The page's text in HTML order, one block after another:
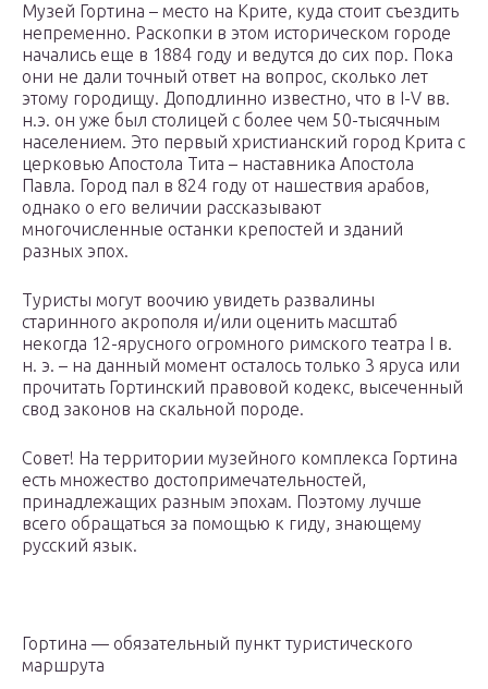
Музей Гортина – место на Крите, куда стоит съездить
непременно. Раскопки в этом историческом городе
начались еще в 1884 году и ведутся до сих пор. Пока
они не дали точный ответ на вопрос, сколько лет
этому городищу. Доподлинно известно, что в I-V вв.
н.э. он уже был столицей с более чем 50-тысячным
населением. Это первый христианский город Крита с
церковью Апостола Тита – наставника Апостола
Павла. Город пал в 824 году от нашествия арабов,
однако о его величии рассказывают
многочисленные останки крепостей и зданий
разных эпох.
Туристы могут воочию увидеть развалины
старинного акрополя и/или оценить масштаб
некогда 12-ярусного огромного римского театра I в.
н. э. – на данный момент осталось только 3 яруса или
прочитать Гортинский правовой кодекс, высеченный
свод законов на скальной породе.
Совет! На территории музейного комплекса Гортина
есть множество достопримечательностей,
принадлежащих разным эпохам. Поэтому лучше
всего обращаться за помощью к гиду, знающему
русский язык.
Гортина — обязательный пункт туристического
маршрута